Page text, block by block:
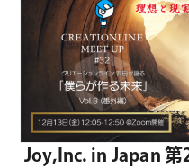
Joy,Inc. in Japan 第